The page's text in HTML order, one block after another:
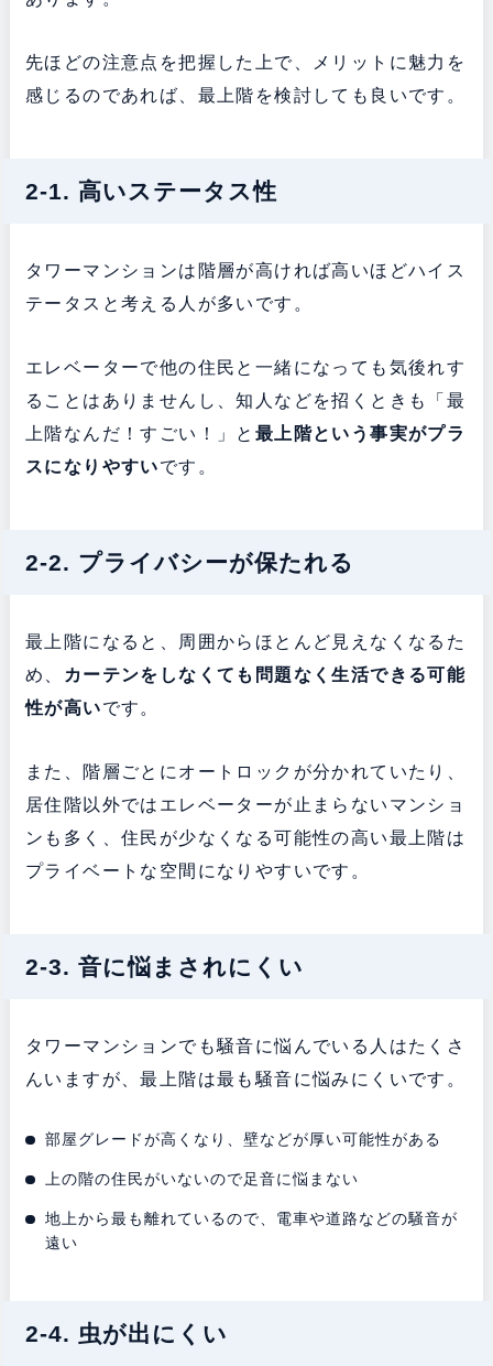
先ほどの注意点を把握した上で、メリットに魅力を
感じるのであれば、最上階を検討しても良いです。
2-1. 高いステータス性
タワーマンションは階層が高ければ高いほどハイス
テータスと考える人が多いです。
エレベーターで他の住民と一緒になっても気後れす
ることはありませんし、知人などを招くときも「最
上階なんだ！すごい！」と 最上階という事実がプラ
スになりやすいです。
2-2. プライバシーが保たれる
最上階になると、周囲からほとんど見えなくなるた
め、
カーテンをしなくても問題なく生活できる可能
性が高いです。
また、階層ごとにオートロックが分かれていたり、
居住階以外ではエレベーターが止まらないマンショ
ンも多く、住民が少なくなる可能性の高い最上階は
プライベートな空間になりやすいです。
2-3. 音に悩まされにくい
タワーマンションでも騒音に悩んでいる人はたくさ
んいますが、最上階は最も騒音に悩みにくいです。
部屋グレードが高くなり、壁などが厚い可能性がある
上の階の住民がいないので足音に悩まない
地上から最も離れているので、電車や道路などの騒音が
遠い
2-4. 虫が出にくい